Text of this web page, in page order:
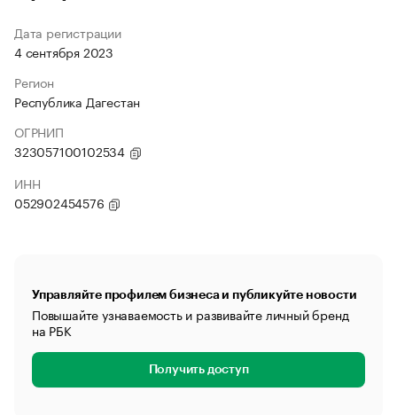
Дата регистрации
4 сентября 2023
Регион
Республика Дагестан
ОГРНИП
323057100102534
ИНН
052902454576
Управляйте профилем бизнеса и публикуйте новости
Повышайте узнаваемость и развивайте личный бренд
на РБК
Получить доступ